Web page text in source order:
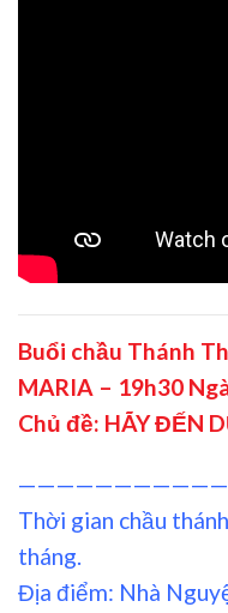
Buổi chầu Thánh
MARIA – 19h30
Chủ đề: HÃY ĐẾN
Thời gian chầu
tháng.
Địa điểm: Nhà